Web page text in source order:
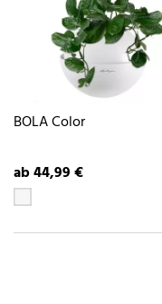
BOLA Color
ab 44,99 €